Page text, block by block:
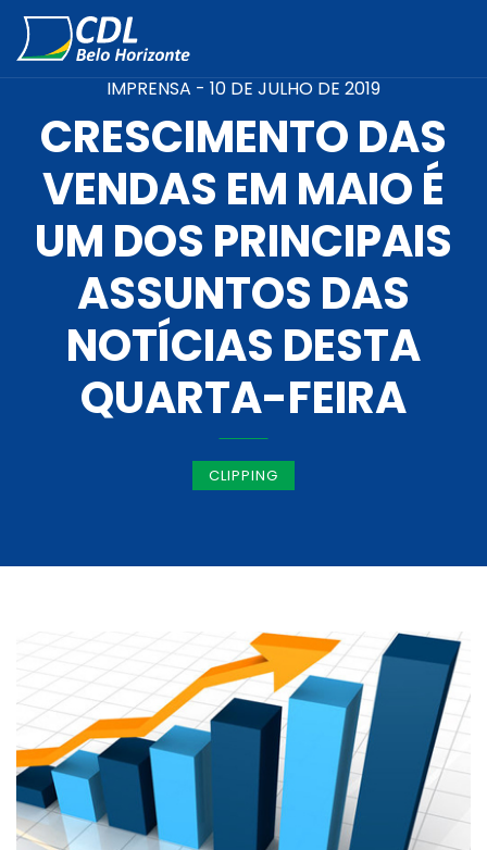
IMPRENSA - 10 DE JULHO DE 2019
CRESCIMENTO DAS
VENDAS EM MAIO É
UM DOS PRINCIPAIS
ASSUNTOS DAS
NOTÍCIAS DESTA
QUARTA-FEIRA
CLIPPING